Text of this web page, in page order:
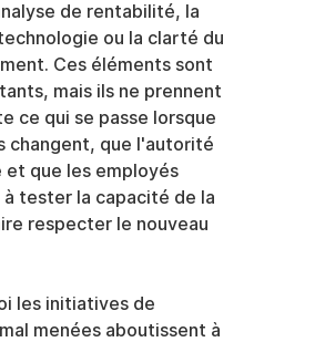
de rentabilité, la
ou la clarté du
Ces éléments sont
mais ils ne prennent
ce qui se passe lorsque
changent, que l'autorité
que les employés
tester la capacité de la
respecter le nouveau
les initiatives de
menées aboutissent à